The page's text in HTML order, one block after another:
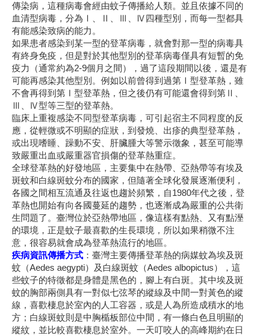
傳染病，這種病毒會經由蚊子傳播給人類。並且依據不同的
血清型病毒，分為Ⅰ、Ⅱ、Ⅲ、Ⅳ四種型別，而每一型都具
有能感染致病的能力。
如果患者感染到某一型的登革病毒，就會對那一型的病毒具
有終身免疫，但是對於其他型別的登革病毒僅具有短暫的免
疫力（通常約為2-9個月之間），過了這段期間以後，還是有
可能再感染其他型別。例如以前曾得到過第Ⅰ型登革熱，雖
不會再得到第Ⅰ型登革熱，但之後仍有可能還會得到第Ⅱ、
Ⅲ、Ⅳ型等三型的登革熱。
臨床上重複感染不同型登革病毒，可引起宿主不同程度的反
應，從輕微或不明顯的症狀，到發燒、出疹的典型登革熱，
或出現嗜睡、躁動不安、肝臟腫大等警示徵象，甚至可能導
致嚴重出血或嚴重器官損傷的登革熱重症。
全球登革熱的好發地區，主要集中在熱帶、亞熱帶等有埃及
斑蚊和白線斑蚊分布的國家，但隨著全球化發展逐漸便利，
各國之間相互流通及往返也趨於頻繁，自1980年代之後，登
革熱也開始有向各國蔓延的趨勢，也逐漸成為嚴重的公共衛
生問題了。臺灣位於亞熱帶地區，像這樣有點熱、又有點溼
的環境，正是蚊子最喜歡的生長環境，所以如果稍微不注
意，很容易就會成為登革熱流行的地區。
疾病資訊傳播方式 ：臺灣主要傳播登革熱的病媒蚊為埃及斑
蚊（Aedes aegypti）及白線斑蚊（Aedes albopictus），這
些蚊子的特徵都是身體是黑色的，腳上有白斑。其中埃及斑
蚊的胸部兩側具有一對似七弦琴的縱線及中間一對黃色的縱
線，喜歡棲息於室內的人工容器，或是人為所造成積水的地
方；白線斑蚊則是中胸楯板部位中間，有一條白色且明顯的
縱紋，並比較喜歡棲息於室外。一天叮咬人的高峰期約在日